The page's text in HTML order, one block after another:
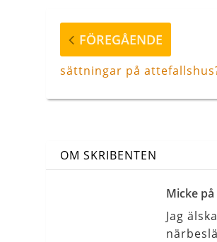
Föregående
inlägg
FÖREGÅENDE
sättningar på
OM SKRIBENTEN
Micke
Jag